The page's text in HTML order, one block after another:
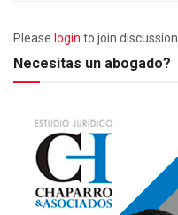
Please login to join discussion
Necesitas un abogado?